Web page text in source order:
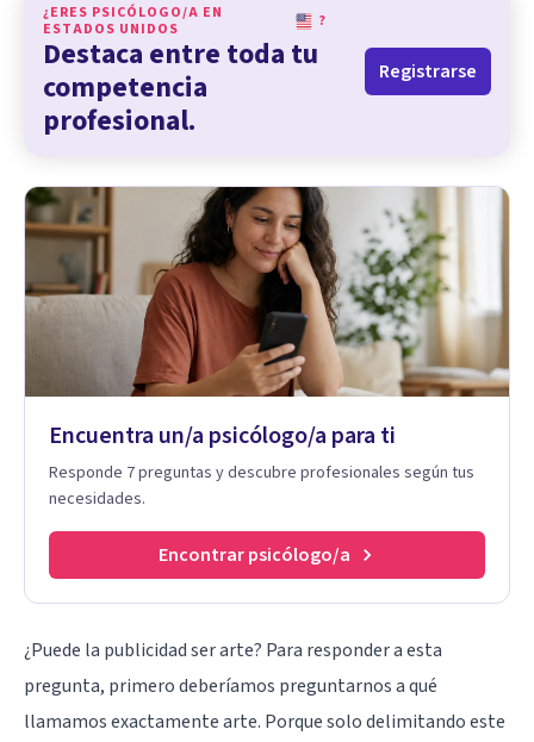
¿ERES PSICÓLOGO/A EN
ESTADOS UNIDOS
?
Destaca entre toda tu
competencia
profesional.
Registrarse
Encuentra un/a psicólogo/a para ti
Responde 7 preguntas y descubre profesionales según tus
necesidades.
Encontrar psicólogo/a
¿Puede la publicidad ser arte? Para responder a esta
pregunta, primero deberíamos preguntarnos a qué
llamamos exactamente arte. Porque solo delimitando este